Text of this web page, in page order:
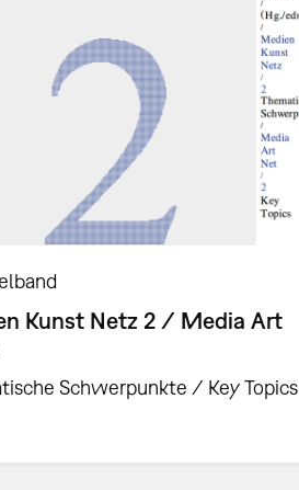
Kunst Netz 2 / Media Art
Schwerpunkte / Key Topics